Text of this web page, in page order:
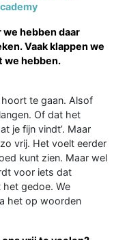
we hebben daar
Vaak klappen we
we hebben.
te gaan. Alsof
Of dat het
je fijn vindt’. Maar
vrij. Het voelt eerder
kunt zien. Maar wel
voor iets dat
het gedoe. We
het op woorden